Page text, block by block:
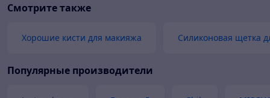
Смотрите также
Хорошие кисти для макияжа Силиконовая щетка
Популярные производители